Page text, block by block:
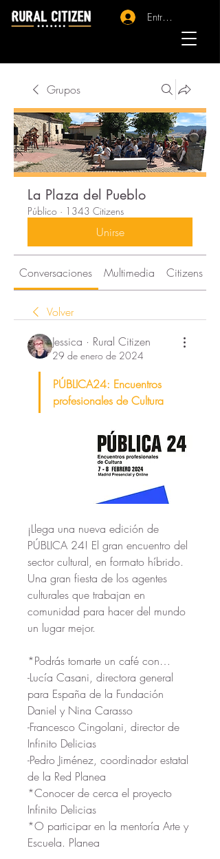
Entrar - Registro
Grupos
La Plaza del Pueblo
Público · 1343 Citizens
Unirse
Conversaciones Multimedia Citizens
Volver
Jessica · Rural Citizen
29 de enero de 2024
PÚBLICA24: Encuentros
profesionales de Cultura
¡Llega una nueva edición de
PÚBLICA 24! El gran encuentro del
sector cultural, en formato híbrido.
Una gran fiesta de los agentes
culturales que trabajan en
comunidad para hacer del mundo
un lugar mejor.
*Podrás tomarte un café con…
-Lucía Casani, directora general
para España de la Fundación
Daniel y Nina Carasso
-Francesco Cingolani, director de
Infinito Delicias
-Pedro Jiménez, coordinador estatal
de la Red Planea
*Conocer de cerca el proyecto
Infinito Delicias
*O participar en la mentoría Arte y
Escuela. Planea